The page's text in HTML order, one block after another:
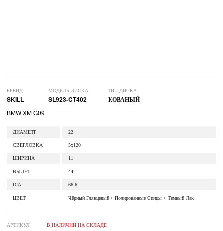
БРЕНД
SKILL
МОДЕЛЬ ДИСКА
SL923-CT402
ТИП ДИСКА
КОВАНЫЙ
BMW XM G09
ДИАМЕТР 22
СВЕРЛОВКА 5x120
ШИРИНА 11
ВЫЛЕТ 44
DIA 66.6
ЦВЕТ Чёрный Глянцевый + Полированные Спицы + Темный Лак
АРТИКУЛ В НАЛИЧИИ НА СКЛАДЕ